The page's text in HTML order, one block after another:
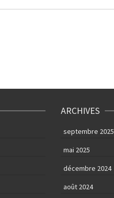
ARCHIVES
septembre 2025
mai 2025
décembre 2024
août 2024